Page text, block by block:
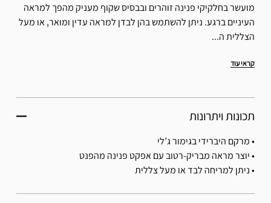
מועשר בחלקיקי פנינה זוהרים ובבסיס שקוף מעניק מהפך למראה
העיניים ברגע. ניתן להשתמש בהן לבדן למראה עדין ומואר, או מעל
הצללית ה...
קראי עוד
תכונות ויתרונות
• מרקם היברידי בגימור ג’לי
• יוצר מראה מבריק-רטוב עם אפקט פנינה מהפנט
• ניתן למריחה לבד או מעל צללית